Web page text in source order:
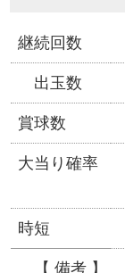
継続回数
出玉数
賞球数
大当り確率
時短
【 備考 】